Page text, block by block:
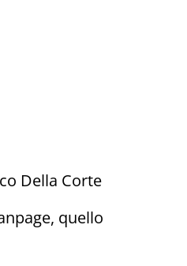
Della Corte
quello